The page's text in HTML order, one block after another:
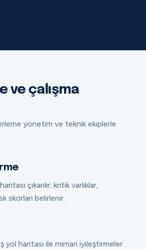
ve çalışma
yönetim ve teknik ekiplerle
çıkarılır; kritik varlıklar,
skorları belirlenir.
yol haritası ile mimari iyileştirmeler